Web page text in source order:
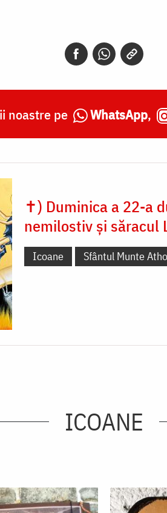
noastre pe WhatsApp,
✝) Duminica a 22-a
nemilostiv și săracul
Icoane Sfântul Munte
ICOANE